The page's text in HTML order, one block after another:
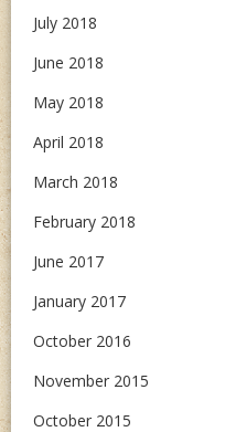
July 2018
June 2018
May 2018
April 2018
March 2018
February 2018
June 2017
January 2017
October 2016
November 2015
October 2015